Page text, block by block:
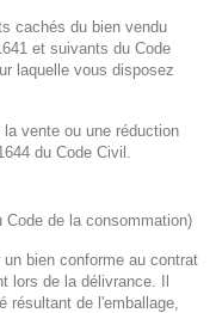
cachés du bien vendu
et suivants du Code
laquelle vous disposez
vente ou une réduction
du Code Civil.
de la consommation)
bien conforme au contrat
lors de la délivrance. Il
résultant de l'emballage,